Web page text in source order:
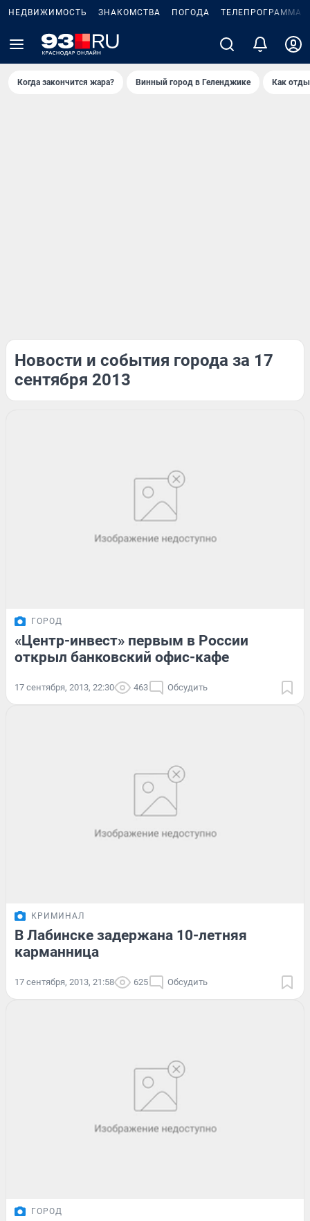
НЕДВИЖИМОСТЬ ЗНАКОМСТВА ПОГОДА ТЕЛЕПРОГРАММА
Когда закончится жара? Винный город в Геленджике Как
Новости и события города за 17
сентября 2013
ГОРОД
«Центр-инвест» первым в России
открыл банковский офис-кафе
17 сентября, 2013, 22:30 463 Обсудить
КРИМИНАЛ
В Лабинске задержана 10-летняя
карманница
17 сентября, 2013, 21:58 625 Обсудить
ГОРОД